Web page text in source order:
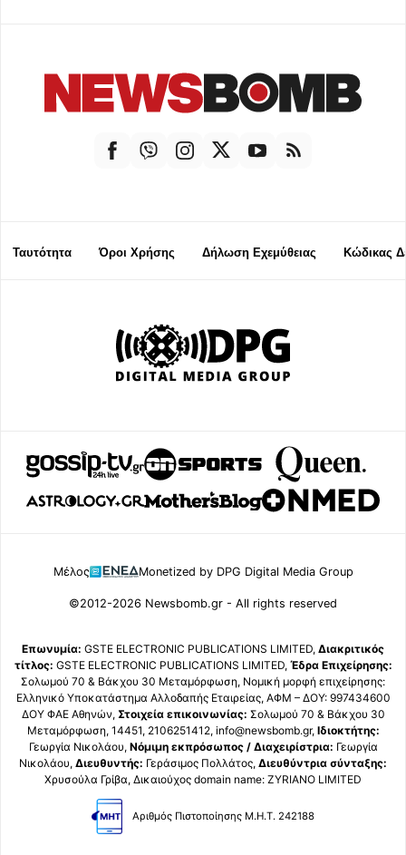
Ταυτότητα Όροι Χρήσης Δήλωση Εχεμύθειας Κώδικας
Μέλος Monetized by DPG Digital Media Group
©2012-2026 Newsbomb.gr - All rights reserved
Επωνυμία: GSTE ELECTRONIC PUBLICATIONS LIMITED, Διακριτικός
τίτλος: GSTE ELECTRONIC PUBLICATIONS LIMITED, Έδρα Επιχείρησης:
Σολωμού 70 & Βάκχου 30 Μεταμόρφωση, Νομική μορφή επιχείρησης:
Ελληνικό Υποκατάστημα Αλλοδαπής Εταιρείας, ΑΦΜ – ΔΟΥ: 997434600
ΔΟΥ ΦΑΕ Αθηνών, Στοιχεία επικοινωνίας: Σολωμού 70 & Βάκχου 30
Μεταμόρφωση, 14451, 2106251412, info@newsbomb.gr, Ιδιοκτήτης:
Γεωργία Νικολάου, Νόμιμη εκπρόσωπος / Διαχειρίστρια: Γεωργία
Νικολάου, Διευθυντής: Γεράσιμος Πολλάτος, Διευθύντρια σύνταξης:
Χρυσούλα Γρίβα, Δικαιούχος domain name: ZYRIANO LIMITED
Αριθμός Πιστοποίησης Μ.Η.Τ. 242188